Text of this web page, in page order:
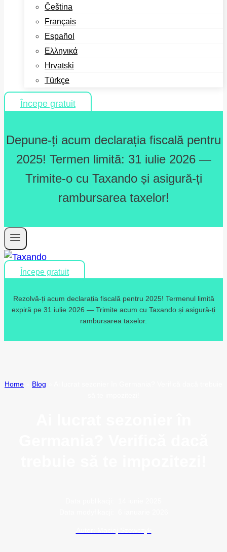
Čeština
Français
Español
Ελληνικά
Hrvatski
Türkçe
Începe gratuit
Depune-ți acum declarația fiscală pentru
2025! Termen limită: 31 iulie 2026 —
Trimite-o cu Taxando și asigură-ți
rambursarea taxelor!
Începe gratuit
Rezolvă-ți acum declarația fiscală pentru 2025! Termenul limită
expiră pe 31 iulie 2026 — Trimite acum cu Taxando și asigură-ți
rambursarea taxelor.
Home Blog